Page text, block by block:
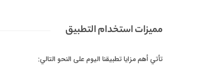
مميزات استخدام التطبيق
تأتي أهم مزايا تطبيقنا اليوم على النحو التالي: